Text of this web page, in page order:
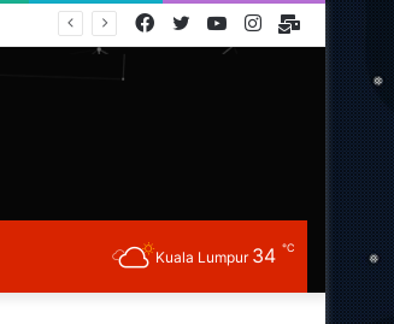
E-
Mail
Instagram
YouTube
Twitter
Facebook
Kuala Lumpur 34 ℃